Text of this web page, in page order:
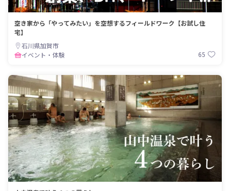
空き家から「やってみたい」を空想するフィールドワーク【お試し住
宅】
石川県加賀市
イベント・体験
65